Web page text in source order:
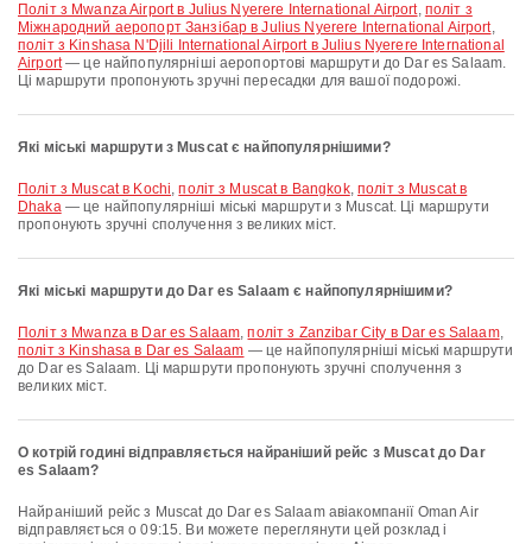
політ з Mwanza Airport в Julius Nyerere International Airport, політ з
Міжнародний аеропорт Занзібар в Julius Nyerere International Airport,
політ з Kinshasa N'Djili International Airport в Julius Nyerere International
Airport— це найпопулярніші аеропортові маршрути до Dar es Salaam.
Ці маршрути пропонують зручні пересадки для вашої подорожі.
Які міські маршрути з Muscat є найпопулярнішими?
політ з Muscat в Kochi,політ з Muscat в Bangkok,політ з Muscat в
Dhaka— це найпопулярніші міські маршрути з Muscat. Ці маршрути
пропонують зручні сполучення з великих міст.
Які міські маршрути до Dar es Salaam є найпопулярнішими?
політ з Mwanza в Dar es Salaam,політ з Zanzibar City в Dar es Salaam,
політ з Kinshasa в Dar es Salaam — це найпопулярніші міські маршрути
до Dar es Salaam. Ці маршрути пропонують зручні сполучення з
великих міст.
О котрій годині відправляється найраніший рейс з Muscat до Dar
es Salaam?
Найраніший рейс з Muscat до Dar es Salaam авіакомпанії Oman Air
відправляється о 09:15. Ви можете переглянути цей розклад і